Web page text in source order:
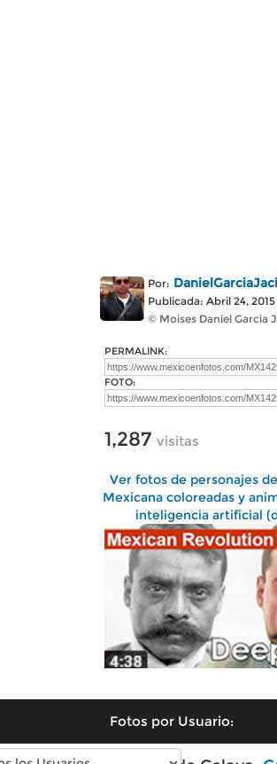
Por:
Publicada: Abril 24, 2015
© Moises Daniel Garcia
PERMALINK:
FOTO:
1,287 visitas
Ver fotos de personajes
Mexicana coloreadas y
inteligencia artificial
Fotos por Usuario: